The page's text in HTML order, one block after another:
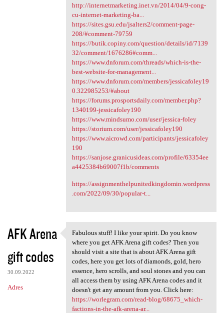
http://internetmarketing.inet.vn/2014/04/9-cong-
cu-internet-marketing-ba...
https://sites.gsu.edu/jsalters2/comment-page-
208/#comment-79759
https://butik.copiny.com/question/details/id/7139
32/comment/1676286#comm...
https://www.dnforum.com/threads/which-is-the-
best-website-for-management...
https://www.dnforum.com/members/jessicafoley19
0.322985253/#about
https://forums.prosportsdaily.com/member.php?
1340199-jessicafoley190
https://www.mindsumo.com/user/jessica-foley
https://storium.com/user/jessicafoley190
https://www.aicrowd.com/participants/jessicafoley
190
https://sanjose.granicusideas.com/profile/63354ee
a4425384b69007f1b/comments
https://assignmenthelpunitedkingdomin.wordpress
.com/2022/09/30/popular-t...
AFK Arena
gift codes
30.09.2022
Adres
Fabulous stuff! I like your
Fabulous stuff! I like your spirit. Do you know
where you get AFK Arena gift codes? Then you
should visit a site that is about AFK Arena gift
codes, here you get lots of diamonds, gold, hero
essence, hero scrolls, and soul stones and you can
all access them by using AFK Arena codes and it
doesn't get any amount from you. Click here:
https://worlegram.com/read-blog/68675_which-
factions-in-the-afk-arena-ar...